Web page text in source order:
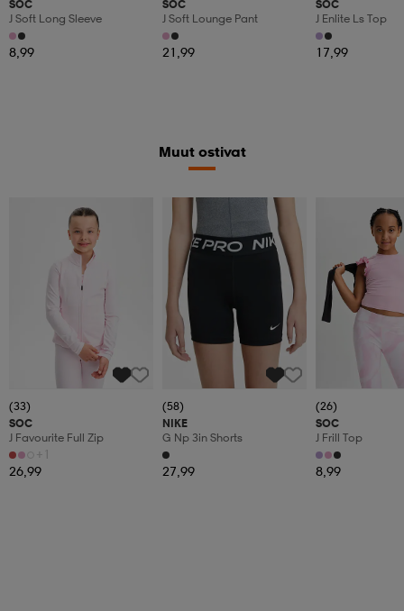
SOC
J Soft Long Sleeve
8,99
SOC
J Soft Lounge Pant
21,99
SOC
J Enlite Ls Top
17,99
Muut ostivat
(33)
SOC
J Favourite Full Zip
+1
26,99
(58)
NIKE
G Np 3in Shorts
27,99
(26)
SOC
J Frill Top
8,99